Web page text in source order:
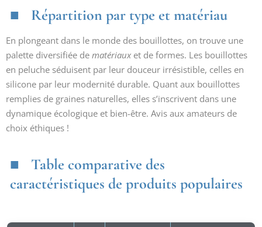
Répartition par type et matériau
En plongeant dans le monde des bouillottes, on trouve une
palette diversifiée de matériauxet de formes. Les bouillottes
en peluche séduisent par leur douceur irrésistible, celles en
silicone par leur modernité durable. Quant aux bouillottes
remplies de graines naturelles, elles s’inscrivent dans une
dynamique écologique et bien-être. Avis aux amateurs de
choix éthiques !
Table comparative des
caractéristiques de produits populaires